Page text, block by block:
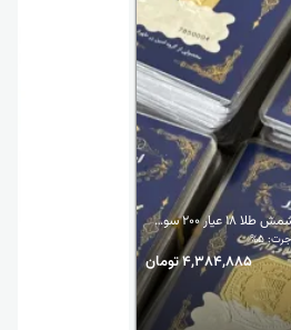
شمش طلا 18 عیار 200 سوتی
5%
4,384,885 تومان